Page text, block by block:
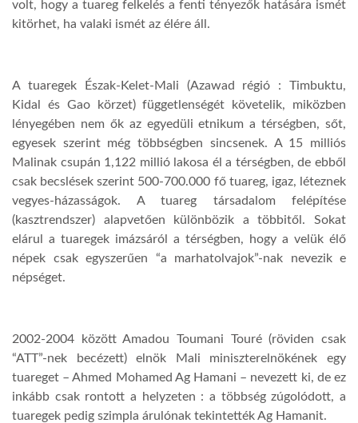
volt, hogy a tuareg felkelés a fenti tényezők hatására ismét
kitörhet, ha valaki ismét az élére áll.
A tuaregek Észak-Kelet-Mali (Azawad régió : Timbuktu,
Kidal és Gao körzet) függetlenségét követelik, miközben
lényegében nem ők az egyedüli etnikum a térségben, sőt,
egyesek szerint még többségben sincsenek. A 15 milliós
Malinak csupán 1,122 millió lakosa él a térségben, de ebből
csak becslések szerint 500-700.000 fő tuareg, igaz, léteznek
vegyes-házasságok. A tuareg társadalom felépítése
(kasztrendszer) alapvetően különbözik a többitől. Sokat
elárul a tuaregek imázsáról a térségben, hogy a velük élő
népek csak egyszerűen “a marhatolvajok”-nak nevezik e
népséget.
2002-2004 között Amadou Toumani Touré (röviden csak
“ATT”-nek becézett) elnök Mali miniszterelnökének egy
tuareget – Ahmed Mohamed Ag Hamani – nevezett ki, de ez
inkább csak rontott a helyzeten : a többség zúgolódott, a
tuaregek pedig szimpla árulónak tekintették Ag Hamanit.